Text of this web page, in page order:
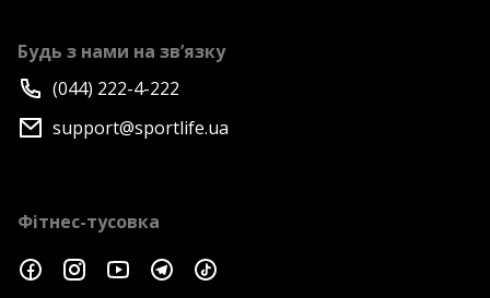
Будь з нами на зв’язку
(044) 222-4-222
support@sportlife.ua
Фітнес-тусовка